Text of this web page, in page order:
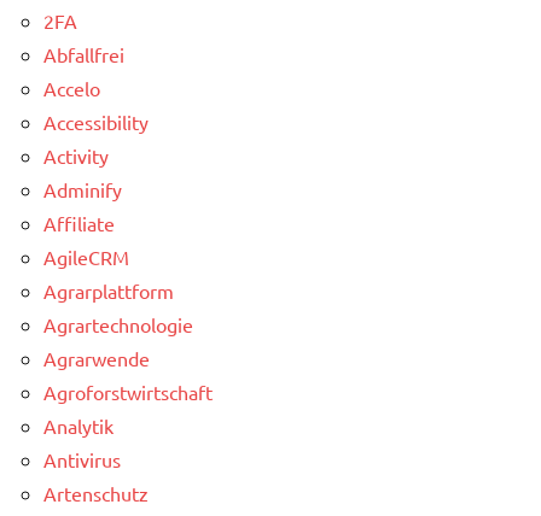
2FA
Abfallfrei
Accelo
Accessibility
Activity
Adminify
Affiliate
AgileCRM
Agrarplattform
Agrartechnologie
Agrarwende
Agroforstwirtschaft
Analytik
Antivirus
Artenschutz